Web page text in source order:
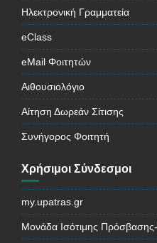
Ηλεκτρονική Γραμματεία
eClass
eMail Φοιτητών
Αιθουσιολόγιο
Αίτηση Δωρεάν Σίτισης
Συνήγορος Φοιτητή
Χρήσιμοι Σύνδεσμοι
my.upatras.gr
Μονάδα Ισότιμης Πρόσβασης-